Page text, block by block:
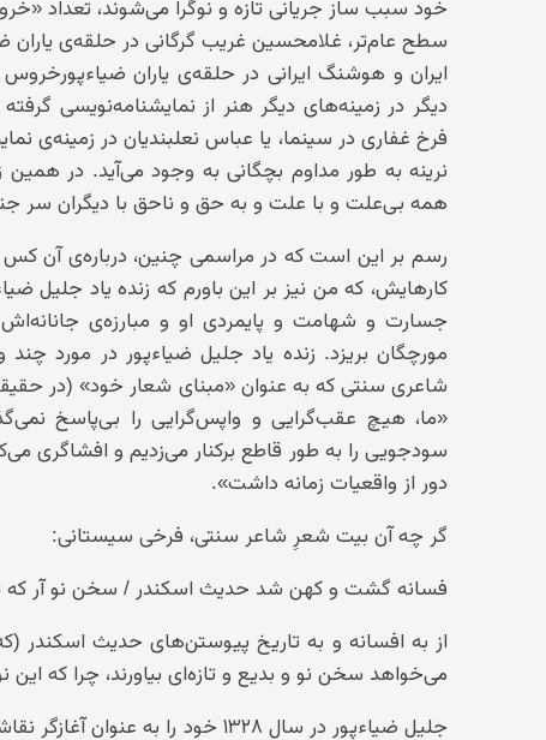
خود سبب ساز جریانی تازه و نوگرا می‌شوند، تعداد
سطح عام‌تر، غلامحسین غریب گرگانی در حلقه‌ی
ایران و هوشنگ ایرانی در حلقه‌ی یاران
دیگر در زمینه‌های دیگر هنر از نمایشنامه‌نویسی
فرخ غفاری در سینما، یا عباس نعلبندیان در زمینه‌ی
نرینه به طور مداوم بچگانی به وجود می‌آید. در
همه بی‌علت و با علت و به حق و ناحق با دیگران سر
رسم بر این است که در مراسمی چنین، درباره‌ی آن
کارهایش، که من نیز بر این باورم که زنده یاد جلیل
جسارت و شهامت و پایمردی او و مبارزه‌ی
مورچگان بریزد. زنده یاد جلیل ضیاءپور در مورد
شاعری سنتی که به عنوان «مبنای شعار خود» (در
«ما، هیچ عقب‌گرایی و واپس‌گرایی را بی‌پاسخ
سودجویی را به طور قاطع برکنار می‌زدیم و افشاگری
دور از واقعیات زمانه داشت».
گر چه آن بیت شعرِ شاعر سنتی، فرخی سیستانی:
فسانه گشت و کهن شد حدیث اسکندر / سخن نو آر که
از به افسانه و به تاریخ پیوستن‌های حدیث اسکندر
می‌خواهد سخن نو و بدیع و تازه‌ای بیاورند، چرا که این
جلیل ضیاءپور در سال ۱۳۲۸ خود را